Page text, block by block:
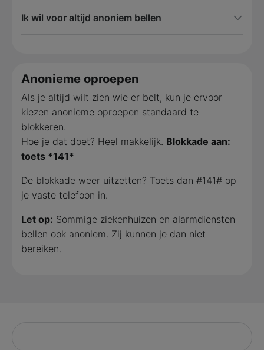
Ik wil voor altijd anoniem bellen
Anonieme oproepen
Als je altijd wilt zien wie er belt, kun je ervoor
kiezen anonieme oproepen standaard te
blokkeren.
Hoe je dat doet? Heel makkelijk. Blokkade aan:
toets *141*
De blokkade weer uitzetten? Toets dan #141# op
je vaste telefoon in.
Let op: Sommige ziekenhuizen en alarmdiensten
bellen ook anoniem. Zij kunnen je dan niet
bereiken.